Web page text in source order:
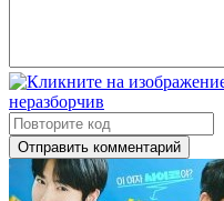
Отправить комментарий